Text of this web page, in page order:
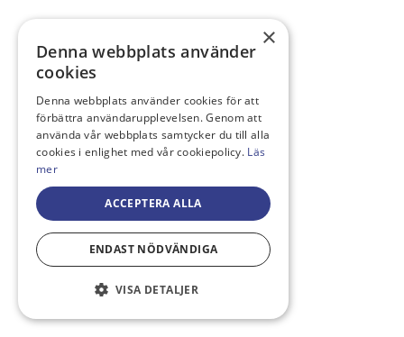
×
Denna webbplats använder
cookies
Denna webbplats använder cookies för att
förbättra användarupplevelsen. Genom att
använda vår webbplats samtycker du till alla
cookies i enlighet med vår cookiepolicy. Läs
mer
ACCEPTERA ALLA
ENDAST NÖDVÄNDIGA
VISA DETALJER